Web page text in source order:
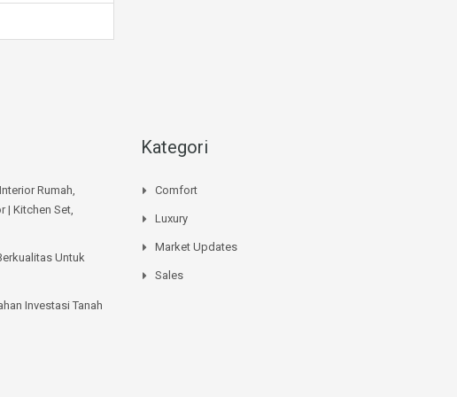
Rumah,
| Kitchen Set,
Untuk
Investasi Tanah
Kategori
Comfort
Luxury
Market Updates
Sales